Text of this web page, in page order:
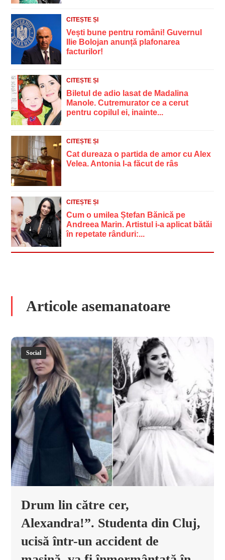
CITEȘTE ȘI
Vești bune pentru români! Guvernul
Ilie Bolojan anunță plafonarea
facturilor!
CITEȘTE ȘI
Biletul de adio lasat de Madalina
Manole. Cutremurator ce a cerut
pentru copilul ei, inainte...
CITEȘTE ȘI
Cat dureaza o partida de amor cu Alex
Velea. Antonia l-a făcut de râs
CITEȘTE ȘI
Cum o umilea Ștefan Bănică pe
Andreea Marin. Artistul i-a aplicat bătăi
în repetate rânduri:...
Articole asemanatoare
Social
Drum lin către cer,
Alexandra!”. Studenta din Cluj,
ucisă într-un accident de